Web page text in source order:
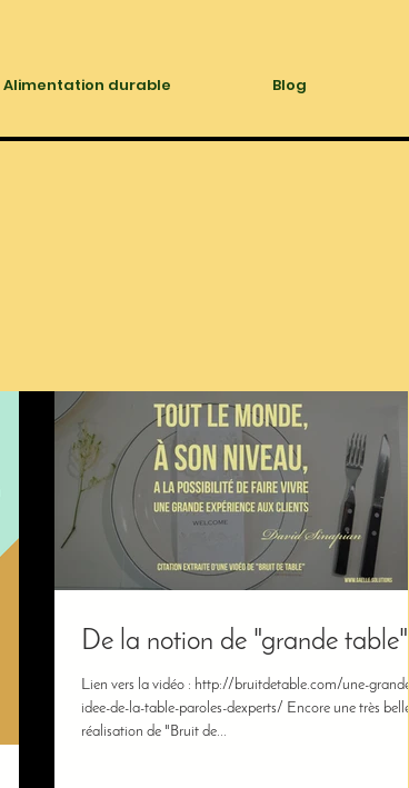
Alimentation durable Blog
De la notion de "grande table"
Lien vers la vidéo : http://bruitdetable.com/une-grande-
idee-de-la-table-paroles-dexperts/ Encore une très belle
réalisation de "Bruit de...